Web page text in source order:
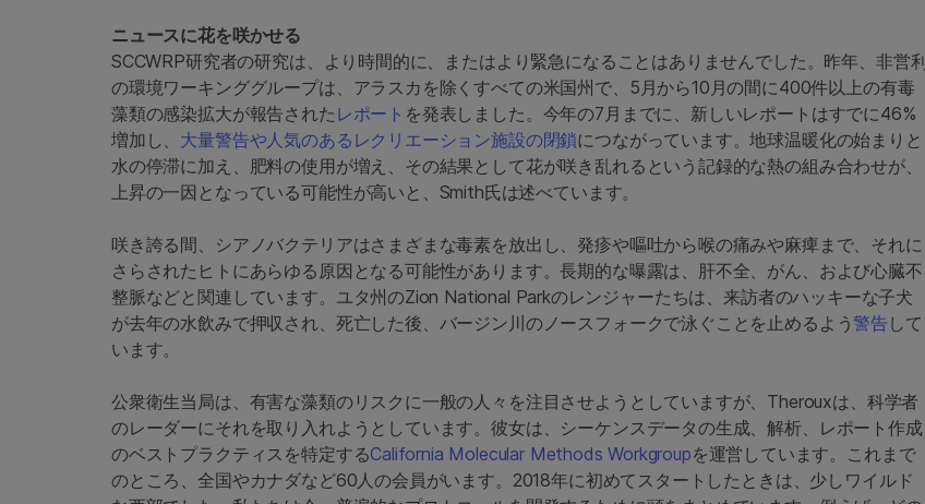
ニュースに花を咲かせる
SCCWRP研究者の研究は、より時間的に、またはより緊急になることはありませんでした。昨年、非営利
の環境ワーキンググループは、アラスカを除くすべての米国州で、5月から10月の間に400件以上の有毒
藻類の感染拡大が報告された レポート を発表しました。今年の7月までに、新しいレポートはすでに46%
増加し、 大量警告や人気のあるレクリエーション施設の閉鎖につながっています。地球温暖化の始まりと
水の停滞に加え、肥料の使用が増え、その結果として花が咲き乱れるという記録的な熱の組み合わせが、
上昇の一因となっている可能性が高いと、Smith氏は述べています。
咲き誇る間、シアノバクテリアはさまざまな毒素を放出し、発疹や嘔吐から喉の痛みや麻痺まで、それに
さらされたヒトにあらゆる 原因となる可能性があります。長期的な曝露は、肝不全、がん、および心臓不
整脈などと関連しています。ユタ州のZion National Parkのレンジャーたちは、来訪者のハッキーな子犬
が去年の水飲みで押収され、死亡した後、バージン川のノースフォークで泳ぐことを止めるよう 警告 して
います。
公衆衛生当局は、有害な藻類のリスクに一般の人々を注目させようとしていますが、Therouxは、科学者
のレーダーにそれを取り入れようとしています。彼女は、シーケンスデータの生成、解析、レポート作成
のベストプラクティスを特定するCalifornia Molecular Methods Workgroupを運営しています。これまで
のところ、全国やカナダなど60人の会員がいます。2018年に初めてスタートしたときは、少しワイルド